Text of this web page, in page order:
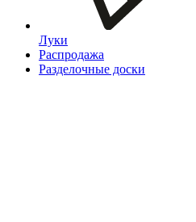
Луки
Распродажа
Разделочные доски